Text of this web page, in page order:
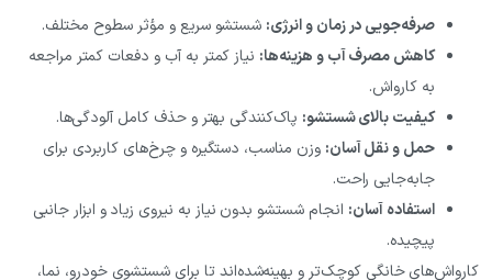
صرفه‌جویی در زمان و انرژی:شستشو سریع و مؤثر سطوح مختلف.
کاهش مصرف آب و هزینه‌ها:نیاز کمتر به آب و دفعات کمتر مراجعه
به کارواش.
کیفیت بالای شستشو:پاک‌کنندگی بهتر و حذف کامل آلودگی‌ها.
حمل و نقل آسان:وزن مناسب، دستگیره و چرخ‌های کاربردی برای
جابه‌جایی راحت.
استفاده آسان:انجام شستشو بدون نیاز به نیروی زیاد و ابزار جانبی
پیچیده.
خانگی کوچک‌تر و بهینه‌شده‌اند تا برای شستشوی خودرو، نما،